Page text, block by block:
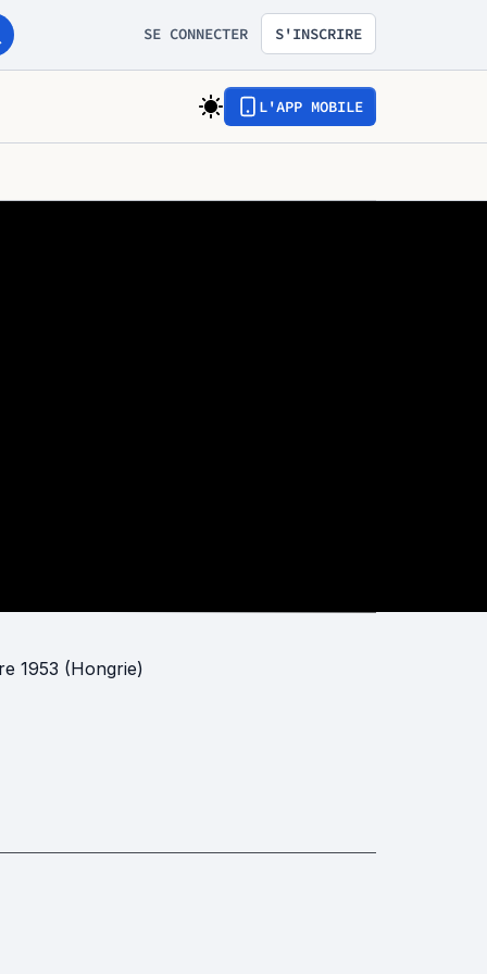
SE CONNECTER S'INSCRIRE
L'APP MOBILE
1953 (Hongrie)